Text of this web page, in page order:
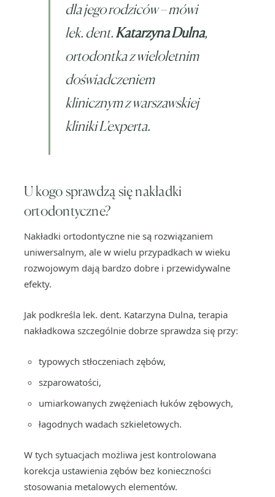
dla jego rodziców– mówi
lek. dent.Katarzyna Dulna,
ortodontka z wieloletnim
doświadczeniem
klinicznym z warszawskiej
kliniki L’experta.
U kogo sprawdzą się nakładki
ortodontyczne?
Nakładki ortodontyczne nie są rozwiązaniem
uniwersalnym, ale w wielu przypadkach w wieku
rozwojowym dają bardzo dobre i przewidywalne
efekty.
Jak podkreśla lek. dent. Katarzyna Dulna, terapia
nakładkowa szczególnie dobrze sprawdza się przy:
typowych stłoczeniach zębów,
szparowatości,
umiarkowanych zwężeniach łuków zębowych,
łagodnych wadach szkieletowych.
W tych sytuacjach możliwa jest kontrolowana
korekcja ustawienia zębów bez konieczności
stosowania metalowych elementów.